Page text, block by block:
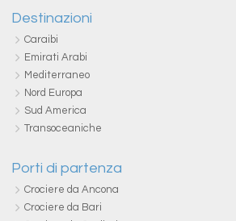
Destinazioni
Caraibi
Emirati Arabi
Mediterraneo
Nord Europa
Sud America
Transoceaniche
Porti di partenza
Crociere da Ancona
Crociere da Bari